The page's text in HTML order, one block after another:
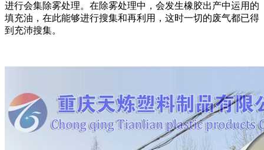
进行会集除雾处理。在除雾处理中，会发生橡胶出产中运用的
填充油，在此能够进行搜集和再利用，这时一切的废气都已得
到充沛搜集。